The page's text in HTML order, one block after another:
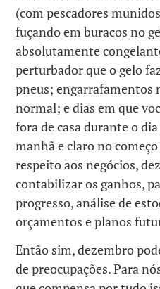
(com pescadores
fuçando em buracos no
absolutamente
perturbador que o gelo
pneus; engarrafamentos
normal; e dias em que
fora de casa durante o
manhã e claro no
respeito aos negócios,
contabilizar os ganhos,
progresso, análise de
orçamentos e planos
Então sim, dezembro
de preocupações. Para